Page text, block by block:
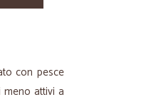
con pesce
attivi a